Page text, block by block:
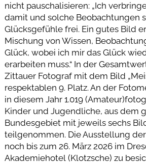
nicht pauschalisieren: „Ich
damit und solche Beobachtungen
Glücksgefühle frei. Ein gutes Bild
Mischung von Wissen,
Glück, wobei ich mir das Glück
erarbeiten muss.“ In der
Zittauer Fotograf mit dem Bild
respektablen 9. Platz. An der
in diesem Jahr 1.019
Kinder und Jugendliche, aus dem
Bundesgebiet mit jeweils sechs
teilgenommen. Die Ausstellung
noch bis zum 26. März 2026 im
Akademiehotel (Klotzsche) zu